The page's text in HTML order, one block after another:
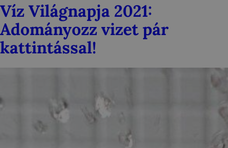
Víz Világnapja 2021:
Adományozz vizet pár
kattintással!